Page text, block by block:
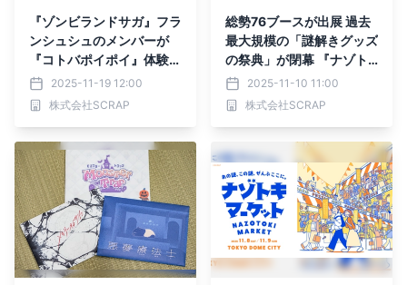
『ゾンビランドサガ』フラ
ンシュシュのメンバーが
『コトバポイポイ』体験版
に限定登場！
2025-11-19 12:00
株式会社SCRAP
総勢76ブースが出展 過去
最大規模の「謎解きグッズ
の祭典」が閉幕 『ナゾト
キマーケット』
2025-11-10 11:00
株式会社SCRAP